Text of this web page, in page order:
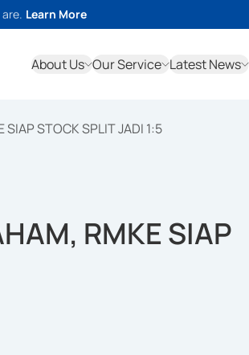
Learn More
About Us Our Service Latest News
SIAP STOCK SPLIT JADI 1:5
RMKE SIAP